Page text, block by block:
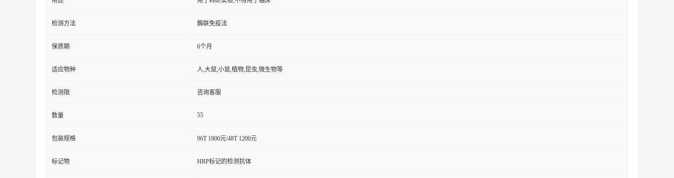
检测方法 酶联免疫法
保质期 6个月
适应物种 人,大鼠,小鼠,植物,昆虫,微生物等
检测限 咨询客服
数量 55
包装规格 96T 1800元/48T 1200元
标记物 HRP标记的检测抗体